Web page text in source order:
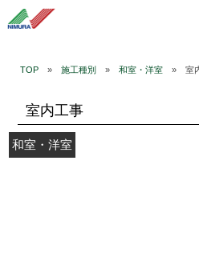
TOP» 施工種別 » 和室・洋室» 室内
室内工事
和室・洋室